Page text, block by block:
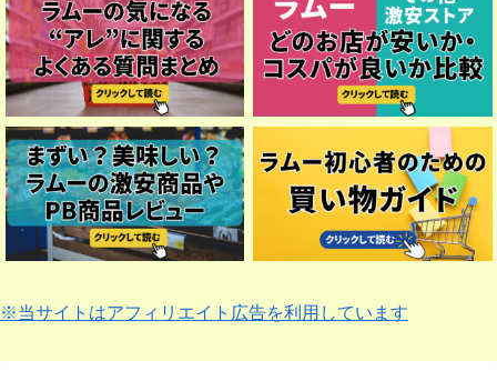
※当サイトはアフィリエイト広告を利用しています